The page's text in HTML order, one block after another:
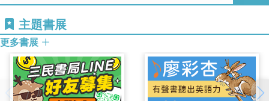
in the region over the past year
General Survey
Essays by leading experts analyze topics of regional
importance, including: climate change, immigration, the
media, and the North American energy market.
主題書展
更多書展